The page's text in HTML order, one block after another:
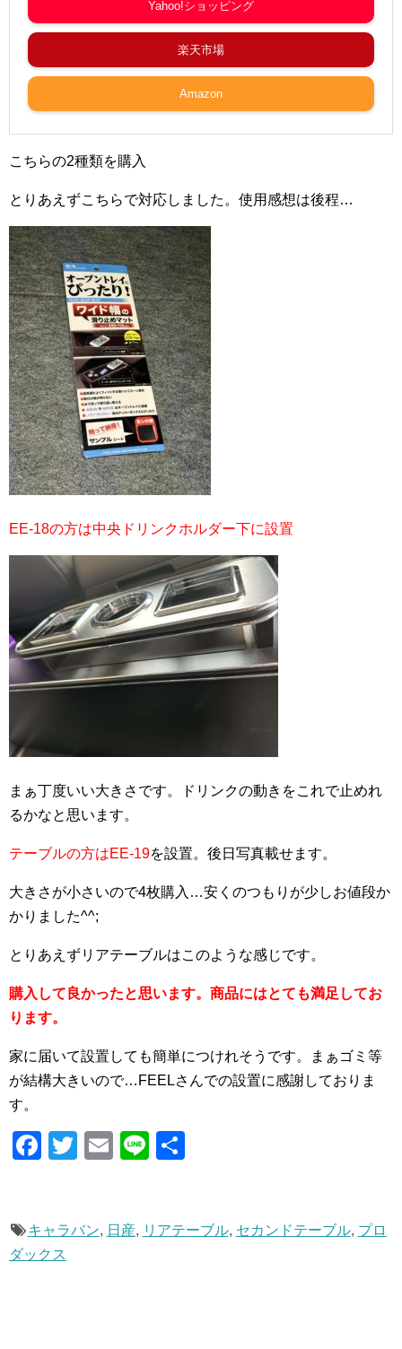
Yahoo!ショッピング
楽天市場
Amazon
こちらの2種類を購入
とりあえずこちらで対応しました。使用感想は後程…
EE-18の方は中央ドリンクホルダー下に設置
まぁ丁度いい大きさです。ドリンクの動きをこれで止めれ
るかなと思います。
テーブルの方はEE-19を設置。後日写真載せます。
大きさが小さいので4枚購入…安くのつもりが少しお値段か
かりました^^;
とりあえずリアテーブルはこのような感じです。
購入して良かったと思います。商品にはとても満足してお
ります。
家に届いて設置しても簡単につけれそうです。まぁゴミ等
が結構大きいので…FEELさんでの設置に感謝しておりま
す。
F
e
b
T
er
E
Li
キャラバン, 日産, リアテーブル, セカンドテーブル, プロ
ダックス